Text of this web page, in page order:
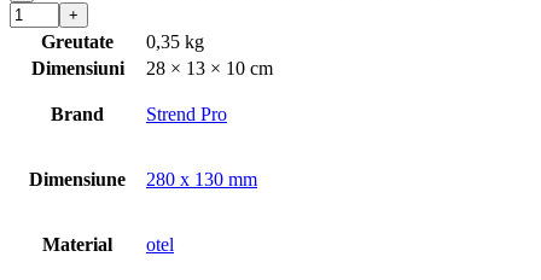
Greutate
0,35 kg
Dimensiuni
28 × 13 × 10 cm
Brand Strend Pro
Dimensiune 280 x 130 mm
Material otel